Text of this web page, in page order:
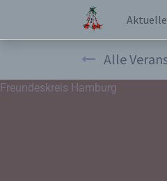
Alle
Freundeskreis Hamburg